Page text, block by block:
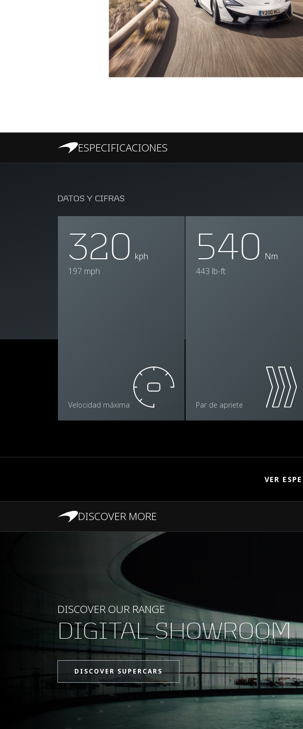
ESPECIFICACIONES
DATOS Y CIFRAS
320 kph
197 mph
Velocidad máxima
540 Nm
443 lb-ft
Par de apriete
VER
RENDIMIENTO
DISCOVER MORE
DISCOVER OUR RANGE
DIGITAL SHOWROOM
DISCOVER SUPERCARS